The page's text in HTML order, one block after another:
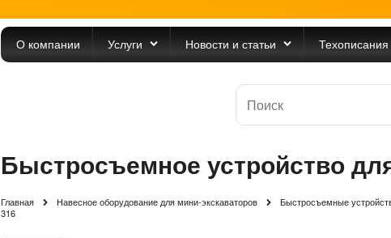
О компании Услуги Новости и статьи Техописания
Быстросъемное устройство
Главная Навесное оборудование для мини-экскаваторов Быстросъемные
316